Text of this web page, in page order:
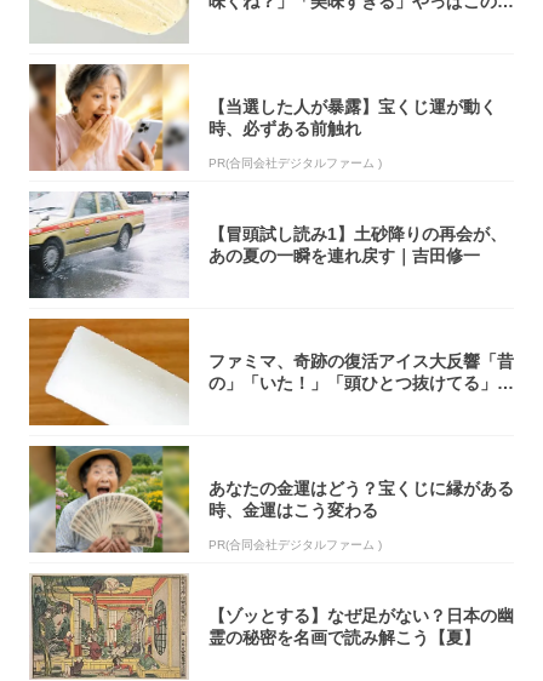
【当選した人が暴露】宝くじ運が動く
時、必ずある前触れ
PR(合同会社デジタルファーム )
【冒頭試し読み1】土砂降りの再会が、
あの夏の一瞬を連れ戻す｜吉田修一
ファミマ、奇跡の復活アイス大反響「昔
の」「いた！」「頭ひとつ抜けてる」
あなたの金運はどう？宝くじに縁がある
時、金運はこう変わる
PR(合同会社デジタルファーム )
【ゾッとする】なぜ足がない？日本の幽
霊の秘密を名画で読み解こう【夏】